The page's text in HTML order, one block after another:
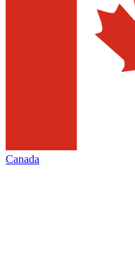
Canada